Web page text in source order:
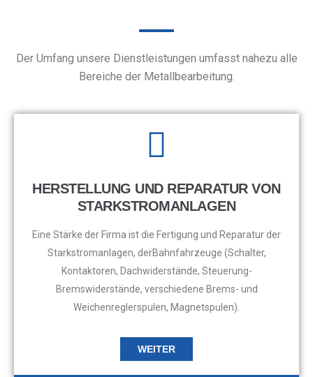
Der Umfang unsere Dienstleistungen umfasst nahezu alle
Bereiche der Metallbearbeitung.
HERSTELLUNG UND REPARATUR VON
STARKSTROMANLAGEN
Eine Stärke der Firma ist die Fertigung und Reparatur der
Starkstromanlagen, derBahnfahrzeuge (Schalter,
Kontaktoren, Dachwiderstände, Steuerung-
Bremswiderstände, verschiedene Brems- und
Weichenreglerspulen, Magnetspulen).
WEITER